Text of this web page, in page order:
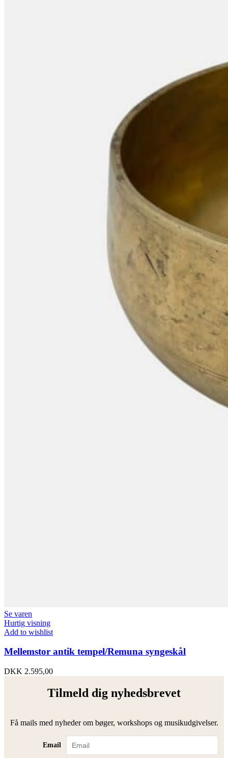
Se varen
Hurtig visning
Add to wishlist
Mellemstor antik tempel/Remuna syngeskål
DKK 2.595,00
Tilmeld dig nyhedsbrevet
Få mails med nyheder om bøger, workshops og musikudgivelser.
Email